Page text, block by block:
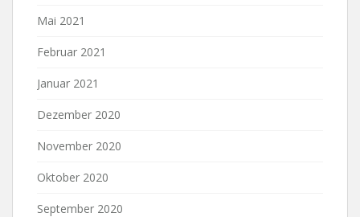
Mai 2021
Februar 2021
Januar 2021
Dezember 2020
November 2020
Oktober 2020
September 2020